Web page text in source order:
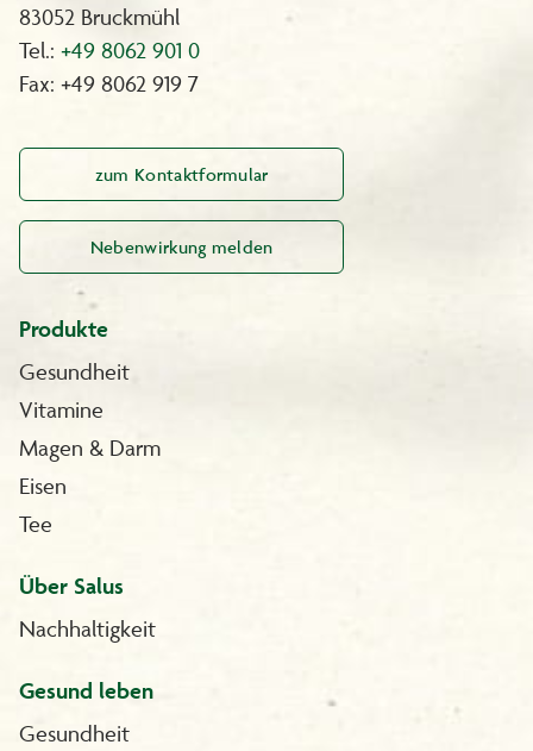
83052 Bruckmühl
Tel.: +49 8062 901 0
Fax: +49 8062 919 7
zum Kontaktformular
Nebenwirkung melden
Produkte
Gesundheit
Vitamine
Magen & Darm
Eisen
Tee
Über Salus
Nachhaltigkeit
Gesund leben
Gesundheit